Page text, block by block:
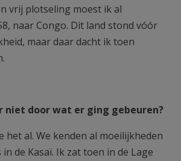
vrij plotseling moest ik al
naar Congo. Dit land stond vóór
maar daar dacht ik toen
niet door wat er ging gebeuren?
het al. We kenden al moeilijkheden
de Kasaï. Ik zat toen in de Lage